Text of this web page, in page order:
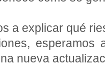
a explicar qué
esperamos
nueva